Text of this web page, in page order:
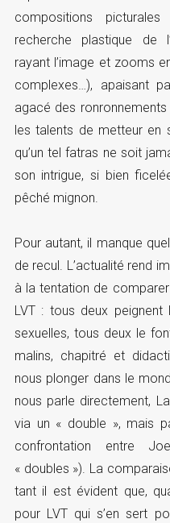
compositions
recherche plastique de
rayant l’image et zooms
complexes…), apaisant
agacé des
les talents de metteur en
qu’un tel fatras ne soit
son intrigue, si bien
pêché mignon.
Pour autant, il manque
de recul. L’actualité rend
à la tentation de comparer
LVT : tous deux
sexuelles, tous deux le
malins, chapitré et
nous plonger dans le
nous parle directement,
via un « double », mais
confrontation entre
« doubles »). La
tant il est évident que,
pour LVT qui s’en sert